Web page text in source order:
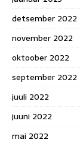
detsember 2022
november 2022
oktoober 2022
september 2022
juuli 2022
juuni 2022
mai 2022